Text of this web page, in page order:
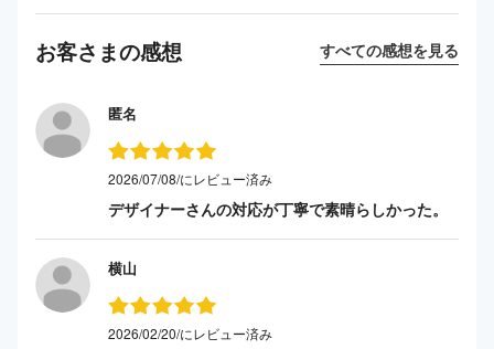
お客さまの感想 すべての感想を見る
匿名
2026/07/08/にレビュー済み
デザイナーさんの対応が丁寧で素晴らしかった。
横山
2026/02/20/にレビュー済み